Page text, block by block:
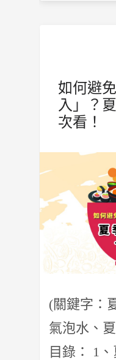
如何避
入」？
次看！
(關鍵字：
氣泡水、
目錄： 1